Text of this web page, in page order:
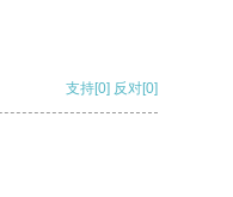
支持[0] 反对[0]